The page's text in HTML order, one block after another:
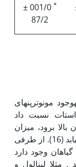
*
001/0 ±
87/2
مونوترپن‏های
استات نسبت داد
برود، میزان
فعالیت مهار کنندگی نیز در آن‏ها افزایش می‏یابد (16). از طرفی
وجود دارد
. مثلا لینالول و